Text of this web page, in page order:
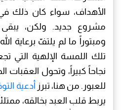
الأهداف، سواء كان ذلك
مشروع جديد. ولكن، يبقى
ومبتوراً ما لم يلتفّ برعاية
تلك اللمسة الإلهية التي
نجاحاً كبيراً، وتحول
للعبور. من هنا، تبرز أدعية
يربط قلب العبد بخالقه،